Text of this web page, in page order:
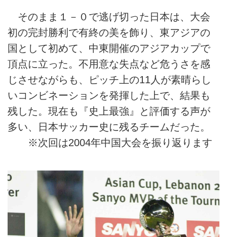
そのまま１－０で逃げ切った日本は、大会
初の完封勝利で有終の美を飾り、東アジアの
国として初めて、中東開催のアジアカップで
頂点に立った。不用意な失点など危うさを感
じさせながらも、ピッチ上の11人が素晴らし
いコンビネーションを発揮した上で、結果も
残した。現在も『史上最強』と評価する声が
多い、日本サッカー史に残るチームだった。
※次回は2004年中国大会を振り返ります